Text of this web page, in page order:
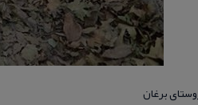
برغان